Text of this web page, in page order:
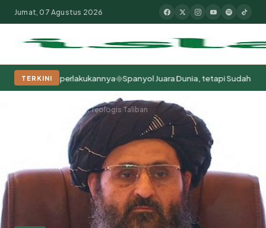
Populer:Moderasi BeragamaKhutbah JumatPesantrenTokoh
Jumat, 07 Agustus 2026
TERKINI
Memperlakukannya◆Spanyol Juara Dunia, tetapi Sudah Berabad-
Sisi Teologis Taliban